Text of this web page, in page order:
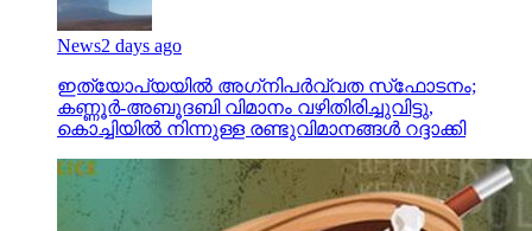
News2 days ago
ഇത്യോപ്യയില്‍ അഗ്‌നിപര്‍വ്വത സ്‌ഫോടനം;
കണ്ണൂർ-അബൂദബി വിമാനം വഴിതിരിച്ചുവിട്ടു,
കൊച്ചിയിൽ നിന്നുള്ള രണ്ടുവിമാനങ്ങൾ റദ്ദാക്കി